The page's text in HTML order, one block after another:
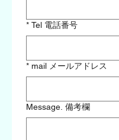
* Tel 電話番号
* mail メールアドレス
Message. 備考欄